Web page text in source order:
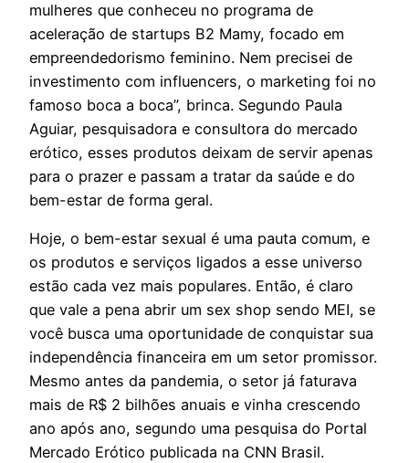
mulheres que conheceu no programa de
aceleração de startups B2 Mamy, focado em
empreendedorismo feminino. Nem precisei de
investimento com influencers, o marketing foi no
famoso boca a boca”, brinca. Segundo Paula
Aguiar, pesquisadora e consultora do mercado
erótico, esses produtos deixam de servir apenas
para o prazer e passam a tratar da saúde e do
bem-estar de forma geral.
Hoje, o bem-estar sexual é uma pauta comum, e
os produtos e serviços ligados a esse universo
estão cada vez mais populares. Então, é claro
que vale a pena abrir um sex shop sendo MEI, se
você busca uma oportunidade de conquistar sua
independência financeira em um setor promissor.
Mesmo antes da pandemia, o setor já faturava
mais de R$ 2 bilhões anuais e vinha crescendo
ano após ano, segundo uma pesquisa do Portal
Mercado Erótico publicada na CNN Brasil.